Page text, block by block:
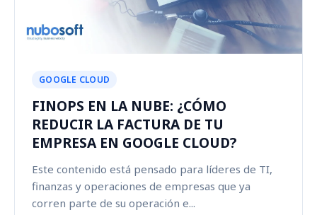
GOOGLE CLOUD
FINOPS EN LA NUBE: ¿CÓMO
REDUCIR LA FACTURA DE TU
EMPRESA EN GOOGLE CLOUD?
Este contenido está pensado para líderes de TI,
finanzas y operaciones de empresas que ya
corren parte de su operación e...